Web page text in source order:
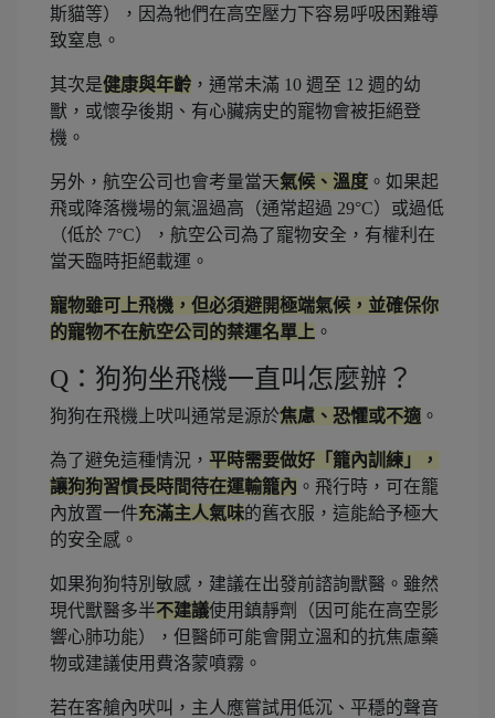
斯貓等），因為牠們在高空壓力下容易呼吸困難導
致窒息。
其次是健康與年齡 ，通常未滿 10 週至 12 週的幼
獸，或懷孕後期、有心臟病史的寵物會被拒絕登
機。
另外，航空公司也會考量當天氣候、溫度 。如果起
飛或降落機場的氣溫過高（通常超過 29°C）或過低
（低於 7°C），航空公司為了寵物安全，有權利在
當天臨時拒絕載運。
寵物雖可上飛機，但必須避開極端氣候，並確保你
的寵物不在航空公司的禁運名單上 。
Q：狗狗坐飛機一直叫怎麼辦？
狗狗在飛機上吠叫通常是源於焦慮、恐懼或不適 。
為了避免這種情況， 平時需要做好「籠內訓練」，
讓狗狗習慣長時間待在運輸籠內 。飛行時，可在籠
內放置一件充滿主人氣味的舊衣服，這能給予極大
的安全感。
如果狗狗特別敏感，建議在出發前諮詢獸醫。雖然
現代獸醫多半不建議使用鎮靜劑（因可能在高空影
響心肺功能），但醫師可能會開立溫和的抗焦慮藥
物或建議使用費洛蒙噴霧。
若在客艙內吠叫，主人應嘗試用低沉、平穩的聲音